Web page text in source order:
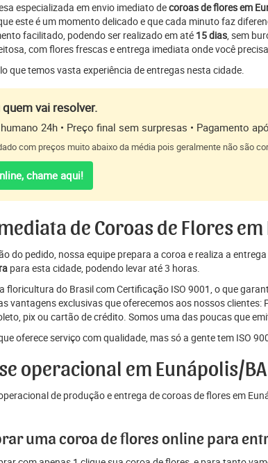
especializada em envio imediato decoroas de flores em
este é um momento delicado e que cada minuto faz
facilitado, podendo ser realizado em até 15 dias, sem
com flores frescas e entrega imediata onde você
que temos vasta experiência de entregas nesta cidade.
vai resolver.
24h • Preço final sem surpresas • Pagamento
com preços muito abaixo da média pois geralmente não são
chame aqui!
de Coroas de Flores
do pedido, nossa equipe prepara a coroa e realiza a
para esta cidade, podendo levar até 3 horas.
floricultura do Brasil com Certificação ISO 9001, o que
vantagens exclusivas que oferecemos aos nossos
pix ou cartão de crédito. Somos uma das poucas que
oferece serviço com qualidade, mas só a gente tem ISO
operacional em Eunápolis/BA
de produção e entrega de coroas de flores em
uma coroa de flores online para